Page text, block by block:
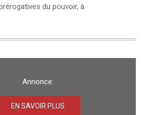
du pouvoir, à
Annonce:
EN SAVOIR PLUS